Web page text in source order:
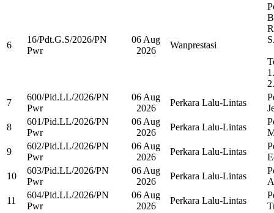
6
16/Pdt.G.S/2026/PN
Pwr
06 Aug
2026
Wanprestasi
7
600/Pid.LL/2026/PN
Pwr
06 Aug
2026
Perkara Lalu-Lintas
8
601/Pid.LL/2026/PN
Pwr
06 Aug
2026
Perkara Lalu-Lintas
9
602/Pid.LL/2026/PN
Pwr
06 Aug
2026
Perkara Lalu-Lintas
10
603/Pid.LL/2026/PN
Pwr
06 Aug
2026
Perkara Lalu-Lintas
11
604/Pid.LL/2026/PN
Pwr
06 Aug
2026
Perkara Lalu-Lintas